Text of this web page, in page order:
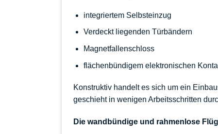
integriertem Selbsteinzug
Verdeckt liegenden Türbändern
Magnetfallenschloss
flächenbündigem elektronischen
Konstruktiv handelt es sich um ein
geschieht in wenigen Arbeitsschritten
Die wandbündige und rahmenlose